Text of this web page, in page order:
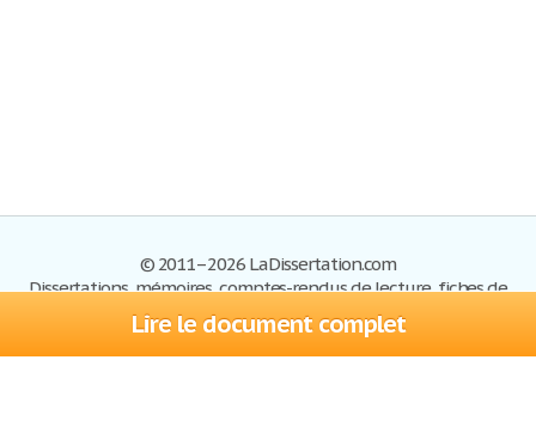
Lire le document complet
© 2011–2026 LaDissertation.com
Dissertations, mémoires, comptes-rendus de lecture, fiches de
lectures, exemples du BAC